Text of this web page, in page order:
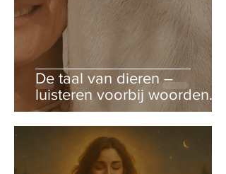
De taal van dieren –
luisteren voorbij woorden.